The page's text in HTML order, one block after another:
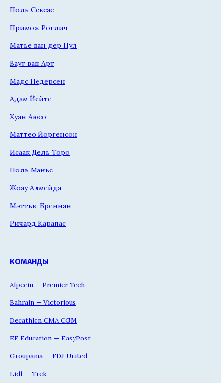
Поль Сексас
Примож Роглич
Матье ван дер Пул
Ваут ван Арт
Мадс Педерсен
Адам Йейтс
Хуан Аюсо
Маттео Йоргенсон
Исаак Дель Торо
Поль Манье
Жоау Алмейда
Мэттью Бреннан
Ричард Карапас
КОМАНДЫ
Alpecin — Premier Tech
Bahrain — Victorious
Decathlon CMA CGM
EF Education — EasyPost
Groupama — FDJ United
Lidl — Trek